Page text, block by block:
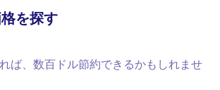
を探す
ば、数百ドル節約できるかもしれませ